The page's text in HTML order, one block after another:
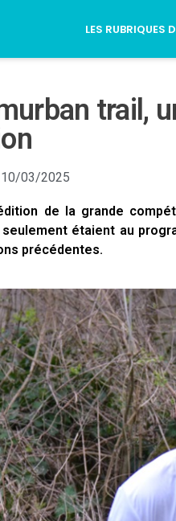
LES RUBRIQUES
trail,
10/03/2025
de la grande
étaient au
précédentes.